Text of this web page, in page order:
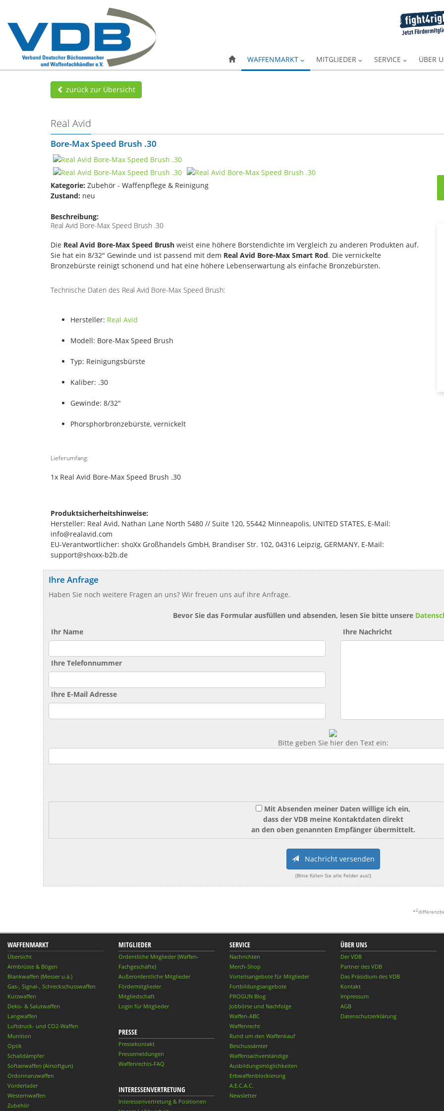
WAFFENMARKT MITGLIEDER SERVICE ÜBER
zurück zur Übersicht
Real Avid
Bore-Max Speed Brush .30
Kategorie: Zubehör - Waffenpflege & Reinigung
Zustand: neu
Beschreibung:
Real Avid Bore-Max Speed Brush .30
Die Real Avid Bore-Max Speed Brush weist eine höhere Borstendichte im Vergleich zu anderen Produkten auf.
Sie hat ein 8/32" Gewinde und ist passend mit dem Real Avid Bore-Max Smart Rod. Die vernickelte
Bronzebürste reinigt schonend und hat eine höhere Lebenserwartung als einfache Bronzebürsten.
Technische Daten des Real Avid Bore-Max Speed Brush:
Hersteller: Real Avid
Modell: Bore-Max Speed Brush
Typ: Reinigungsbürste
Kaliber: .30
Gewinde: 8/32"
Phorsphorbronzebürste, vernickelt
Lieferumfang:
1x Real Avid Bore-Max Speed Brush .30
Produktsicherheitshinweise:
Hersteller: Real Avid, Nathan Lane North 5480 // Suite 120, 55442 Minneapolis, UNITED STATES, E-Mail:
info@realavid.com
EU-Verantwortlicher: shoXx Großhandels GmbH, Brandiser Str. 102, 04316 Leipzig, GERMANY, E-Mail:
support@shoxx-b2b.de
Ihre Anfrage
Haben Sie noch weitere Fragen an uns? Wir freuen uns auf ihre Anfrage.
Bevor Sie das Formular ausfüllen und absenden, lesen Sie bitte unsere
Ihr Name
Ihre Telefonnummer
Ihre E-Mail Adresse
Ihre Nachricht
Bitte geben Sie hier den Text ein:
Mit Absenden meiner Daten willige ich ein,
dass der VDB meine Kontaktdaten direkt
an den oben genannten Empfänger übermittelt.
Nachricht versenden
(Bitte füllen Sie alle Felder aus!)
*2
WAFFENMARKT
Übersicht
Armbrüste & Bögen
Blankwaffen (Messer u.ä.)
Gas-, Signal-, Schreckschusswaffen
Kurzwaffen
Deko- & Salutwaffen
Langwaffen
Luftdruck- und CO2-Waffen
Munition
Optik
Schalldämpfer
Softairwaffen (Airsoftgun)
Ordonnanzwaffen
Vorderlader
Westernwaffen
Zubehör
MITGLIEDER
Ordentliche Mitglieder (Waffen-
Fachgeschäfte)
Außerordentliche Mitglieder
Fördermitglieder
Mitgliedschaft
Login für Mitglieder
PRESSE
Pressekontakt
Pressemeldungen
Waffenrechts-FAQ
INTERESSENVERTRETUNG
Interessenvertretung & Positionen
SERVICE
Nachrichten
Merch-Shop
Vorteilsangebote für Mitglieder
Fortbildungsangebote
PROGUN Blog
Jobbörse und Nachfolge
Waffen-ABC
Waffenrecht
Rund um den Waffenkauf
Beschussämter
Waffensachverständige
Ausbildungsmöglichkeiten
Erbwaffenblockierung
A.E.C.A.C.
Newsletter
ÜBER UNS
Der VDB
Partner des VDB
Das Präsidium des VDB
Kontakt
Impressum
AGB
Datenschutzerklärung